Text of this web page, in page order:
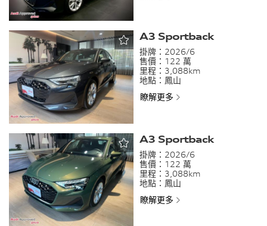
A3 Sportback
掛牌： 2026/6
售價： 122 萬
里程： 3,088km
地點： 鳳山
瞭解更多
A3 Sportback
掛牌： 2026/6
售價： 122 萬
里程： 3,088km
地點： 鳳山
瞭解更多